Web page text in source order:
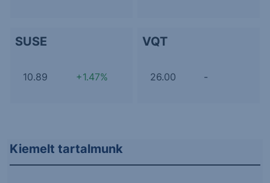
SUSE
10.89 +1.47%
VQT
26.00 -
Kiemelt tartalmunk